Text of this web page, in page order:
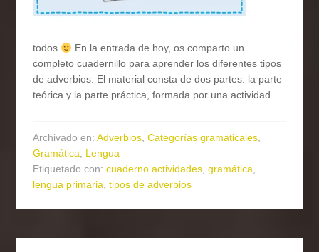
todos
En la entrada de hoy, os comparto un
completo cuadernillo para aprender los diferentes tipos
de adverbios. El material consta de dos partes: la parte
teórica y la parte práctica, formada por una actividad.
Archivado en:Adverbios,Categorías gramaticales,
Gramática, Lengua
Etiquetado con:cuaderno actividades,gramática,
lengua primaria,tipos de adverbios